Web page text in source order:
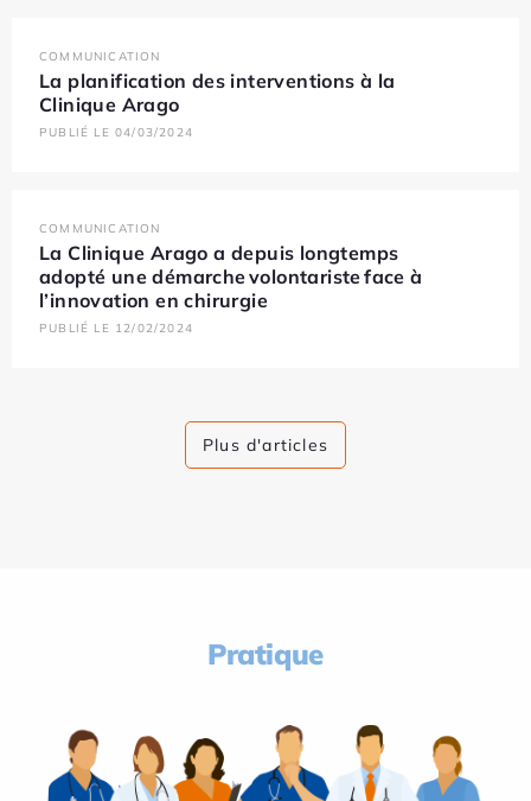
COMMUNICATION
La planification des interventions à la
Clinique Arago
PUBLIÉ LE 04/03/2024
COMMUNICATION
La Clinique Arago a depuis longtemps
adopté une démarche volontariste face à
l’innovation en chirurgie
PUBLIÉ LE 12/02/2024
Plus d'articles
Pratique